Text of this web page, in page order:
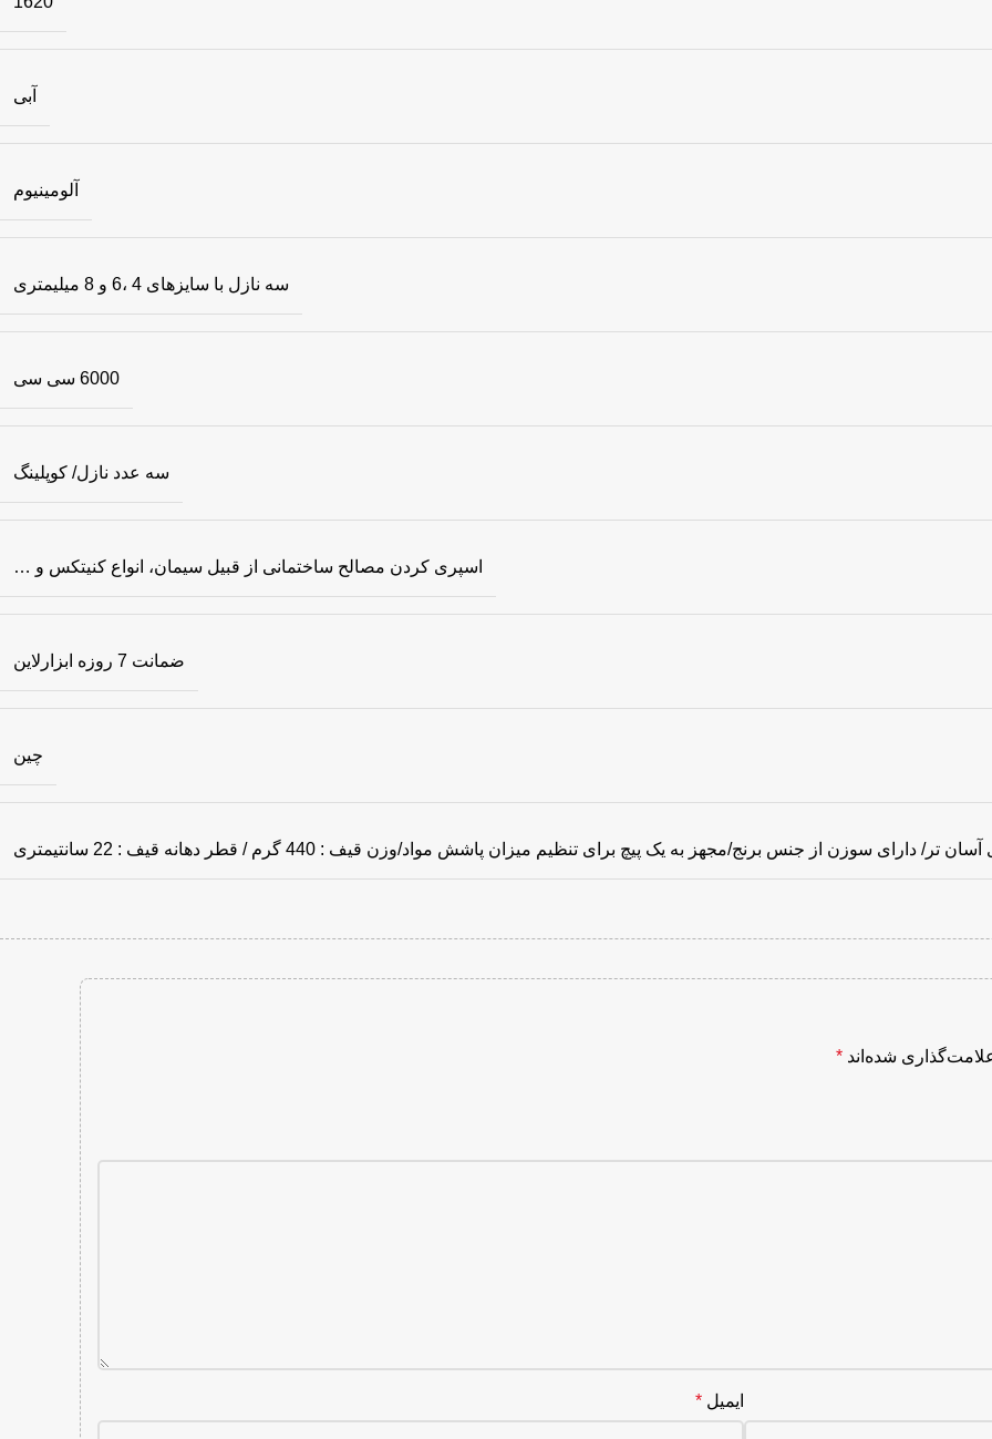
آبی
آلومینیوم
سه نازل با سایزها‌ی 4 ،6 و 8 میلیمتری
6000 سی سی
سه عدد نازل/ کوپلینگ
اسپری کردن مصالح ساختمانی از قبیل سیمان، انواع کنیتکس و …
ضمانت 7 روزه ابزارلاین
چین
سوزن از جنس برنج/مجهز به یک پیچ برای تنظیم میزان پاشش مواد/وزن قیف : 440 گرم / قطر دهانه قیف : 22 سانتیمتری
شده‌اند *
ایمیل *